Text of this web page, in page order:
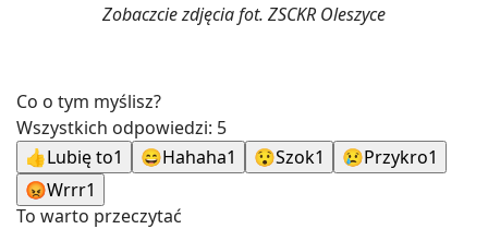
Zobaczcie zdjęcia fot. ZSCKR Oleszyce
Co o tym myślisz?
Wszystkich odpowiedzi: 5
👍Lubię to1 😄Hahaha1 😯Szok1 😢Przykro1
😡Wrrr1
To warto przeczytać